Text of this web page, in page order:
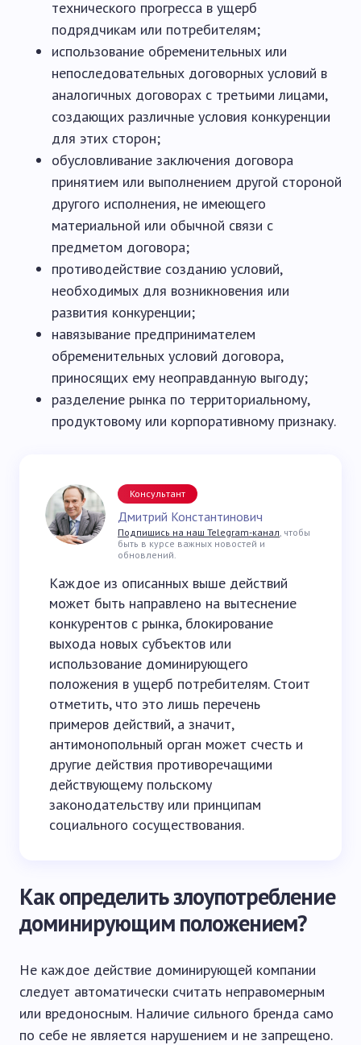
технического прогресса в ущерб
подрядчикам или потребителям;
использование обременительных или
непоследовательных договорных условий в
аналогичных договорах с третьими лицами,
создающих различные условия конкуренции
для этих сторон;
обусловливание заключения договора
принятием или выполнением другой стороной
другого исполнения, не имеющего
материальной или обычной связи с
предметом договора;
противодействие созданию условий,
необходимых для возникновения или
развития конкуренции;
навязывание предпринимателем
обременительных условий договора,
приносящих ему неоправданную выгоду;
разделение рынка по территориальному,
продуктовому или корпоративному признаку.
Консультант
Дмитрий Константинович
Подпишись на наш Telegram-канал, чтобы
быть в курсе важных новостей и
обновлений.
Каждое из описанных выше действий
может быть направлено на вытеснение
конкурентов с рынка, блокирование
выхода новых субъектов или
использование доминирующего
положения в ущерб потребителям. Стоит
отметить, что это лишь перечень
примеров действий, а значит,
антимонопольный орган может счесть и
другие действия противоречащими
действующему польскому
законодательству или принципам
социального сосуществования.
Как определить злоупотребление
доминирующим положением?
Не каждое действие доминирующей компании
следует автоматически считать неправомерным
или вредоносным. Наличие сильного бренда само
по себе не является нарушением и не запрещено.